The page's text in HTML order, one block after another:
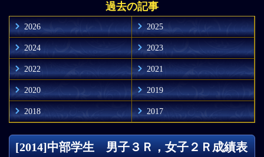
過去の記事
2026 2025
2024 2023
2022 2021
2020 2019
2018 2017
[2014]中部学生 男子３Ｒ，女子２Ｒ成績表